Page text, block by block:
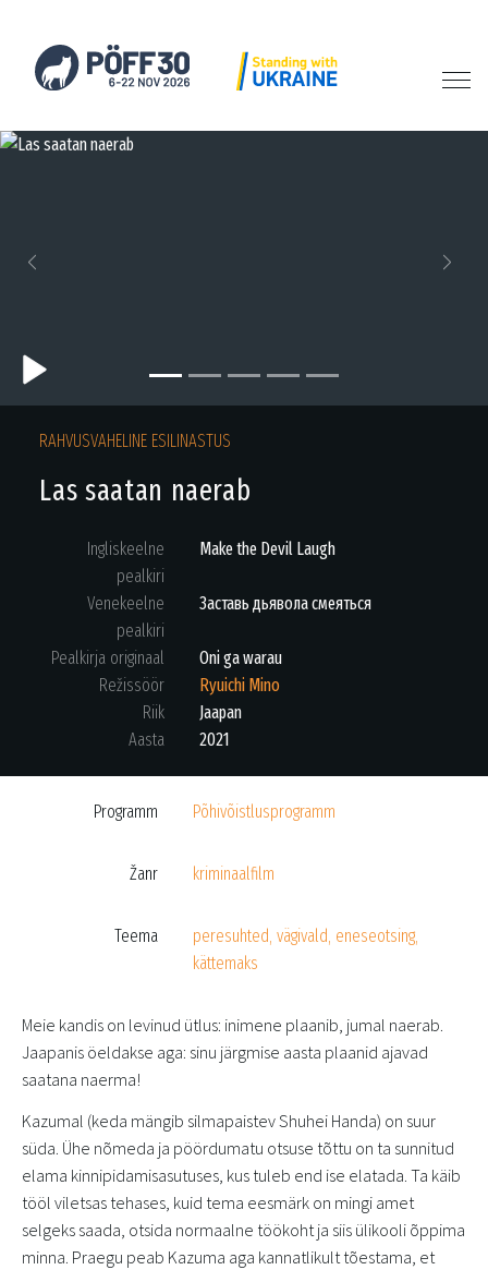
RAHVUSVAHELINE ESILINASTUS
Las saatan naerab
Ingliskeelne
pealkiri
Make the Devil Laugh
Venekeelne
pealkiri
Заставь дьявола смеяться
Pealkirja originaal
Oni ga warau
Režissöör
Ryuichi Mino
Riik
Jaapan
Aasta
2021
Programm Põhivõistlusprogramm
Žanr kriminaalfilm
Teema
peresuhted, vägivald, eneseotsing,
kättemaks
Meie kandis on levinud ütlus: inimene plaanib, jumal naerab.
Jaapanis öeldakse aga: sinu järgmise aasta plaanid ajavad
saatana naerma!
Kazumal (keda mängib silmapaistev Shuhei Handa) on suur
süda. Ühe nõmeda ja pöördumatu otsuse tõttu on ta sunnitud
elama kinnipidamisasutuses, kus tuleb end ise elatada. Ta käib
tööl viletsas tehases, kuid tema eesmärk on mingi amet
selgeks saada, otsida normaalne töökoht ja siis ülikooli õppima
minna. Praegu peab Kazuma aga kannatlikult tõestama, et